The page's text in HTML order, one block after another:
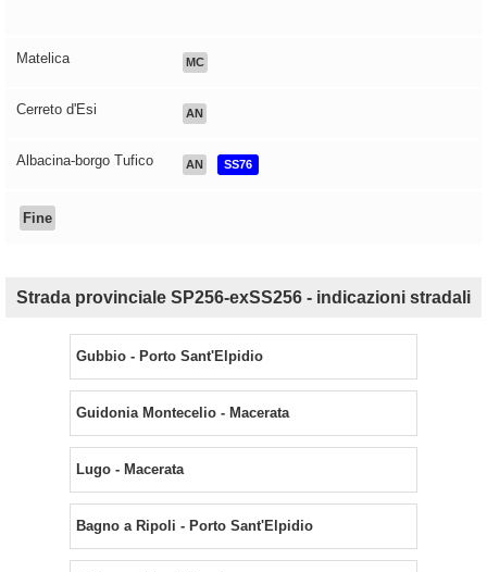
Matelica MC
Cerreto d'Esi AN
Albacina-borgo Tufico AN SS76
Fine
Strada provinciale SP256-exSS256 - indicazioni stradali
Gubbio - Porto Sant'Elpidio
Guidonia Montecelio - Macerata
Lugo - Macerata
Bagno a Ripoli - Porto Sant'Elpidio